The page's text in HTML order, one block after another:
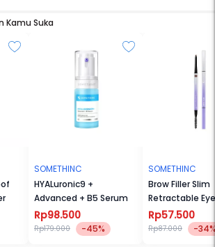
Kamu Suka
SOMETHINC
HYALuronic9 +
Advanced + B5 Serum
Rp98.500
Rp179.000 -45%
SOMETHINC
Brow Filler Slim
Retractable
Rp57.500
Rp87.000 -